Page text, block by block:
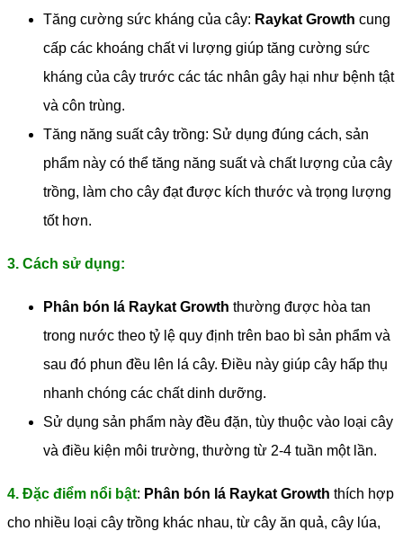
Tăng cường sức kháng của cây: Raykat Growth cung
cấp các khoáng chất vi lượng giúp tăng cường sức
kháng của cây trước các tác nhân gây hại như bệnh tật
và côn trùng.
Tăng năng suất cây trồng: Sử dụng đúng cách, sản
phẩm này có thể tăng năng suất và chất lượng của cây
trồng, làm cho cây đạt được kích thước và trọng lượng
tốt hơn.
3. Cách sử dụng:
Phân bón lá Raykat Growth thường được hòa tan
trong nước theo tỷ lệ quy định trên bao bì sản phẩm và
sau đó phun đều lên lá cây. Điều này giúp cây hấp thụ
nhanh chóng các chất dinh dưỡng.
Sử dụng sản phẩm này đều đặn, tùy thuộc vào loại cây
và điều kiện môi trường, thường từ 2-4 tuần một lần.
4. Đặc điểm nổi bật: Phân bón lá Raykat Growth thích hợp
cho nhiều loại cây trồng khác nhau, từ cây ăn quả, cây lúa,